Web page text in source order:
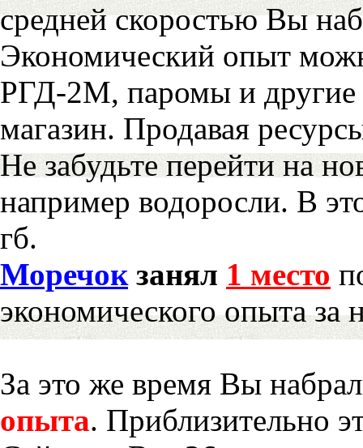
средней скоростью Вы
Экономический опыт
РГД-2М, паромы и другие
магазин. Продавая
Не забудьте перейти на
например водоросли. В
гб.
Моречокзанял 1 место
экономического опыта за
За это же время Вы
опыта. Приблизительно